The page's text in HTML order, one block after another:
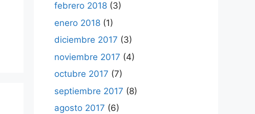
febrero 2018 (3)
enero 2018 (1)
diciembre 2017 (3)
noviembre 2017 (4)
octubre 2017 (7)
septiembre 2017 (8)
agosto 2017 (6)